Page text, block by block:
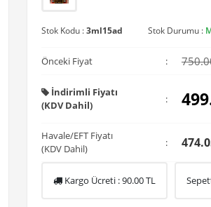
Stok Kodu :3ml15ad Stok Durumu :
Önceki Fiyat :
İndirimli Fiyatı
(KDV Dahil)
:
Havale/EFT Fiyatı
(KDV Dahil)
:
Kargo Ücreti :90.00TL